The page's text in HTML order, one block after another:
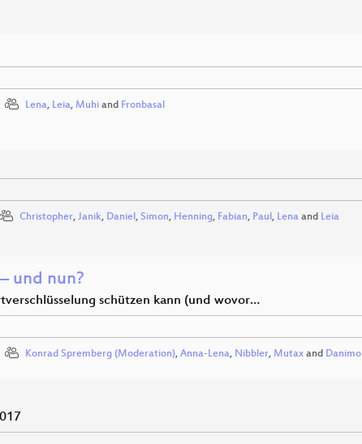
Lena, Leia, Muhi and Fronbasal
Christopher, Janik, Daniel, Simon, Henning, Fabian, Paul, Lena and Leia
und nun?
schützen kann (und wovor…
Konrad Spremberg (Moderation), Anna-Lena, Nibbler, Mutax and Danimo